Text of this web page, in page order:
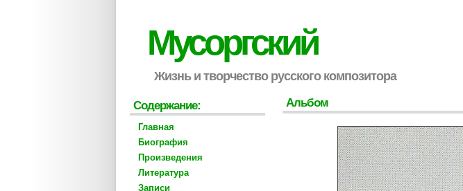
Мусоргский
Жизнь и творчество русского композитора
Альбом
Содержание:
Главная
Биография
Произведения
Литература
Записи